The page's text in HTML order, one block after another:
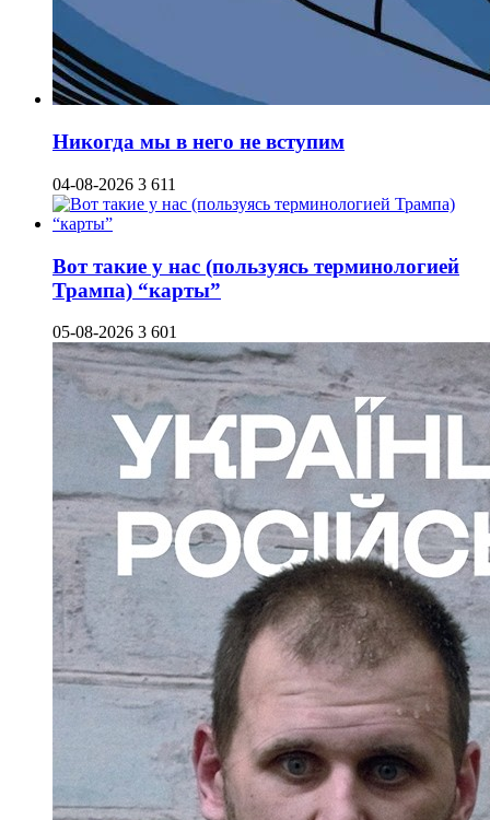
Никогда мы в него не вступим
04-08-2026 3 611
Вот такие у нас (пользуясь терминологией
Трампа) “карты”
05-08-2026 3 601